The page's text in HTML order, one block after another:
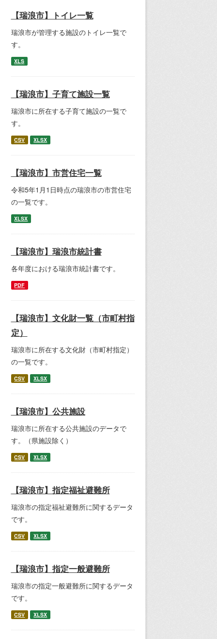
【瑞浪市】トイレ一覧
瑞浪市が管理する施設のトイレ一覧で
す。
XLS
【瑞浪市】子育て施設一覧
瑞浪市に所在する子育て施設の一覧で
す。
CSV XLSX
【瑞浪市】市営住宅一覧
令和5年1月1日時点の瑞浪市の市営住宅
の一覧です。
XLSX
【瑞浪市】瑞浪市統計書
各年度における瑞浪市統計書です。
PDF
【瑞浪市】文化財一覧（市町村指
定）
瑞浪市に所在する文化財（市町村指定）
の一覧です。
CSV XLSX
【瑞浪市】公共施設
瑞浪市に所在する公共施設のデータで
す。（県施設除く）
CSV XLSX
【瑞浪市】指定福祉避難所
瑞浪市の指定福祉避難所に関するデータ
です。
CSV XLSX
【瑞浪市】指定一般避難所
瑞浪市の指定一般避難所に関するデータ
です。
CSV XLSX